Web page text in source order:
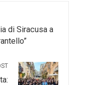
di Siracusa a